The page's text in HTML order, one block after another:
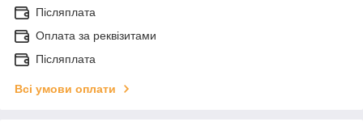
Післяплата
Оплата за реквізитами
Післяплата
Всі умови оплати